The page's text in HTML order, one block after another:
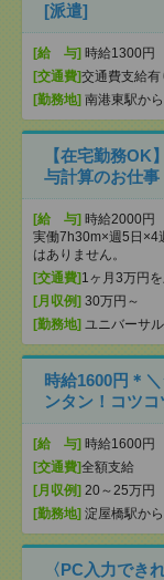
[派遣]
[給 与] 時給1300円
[交通費]交通費支給有
[勤務地] 南港東駅か
【在宅勤務OK
与計算のお仕
[給 与] 時給2000円
実働7h30m×週5日
はありません。
[交通費] 1ヶ月3万円
[月収例] 30万円～
[勤務地] ユニバーサ
時給1600円＊
ンタン！コツ
[給 与] 時給1600円
[交通費]全額支給
[月収例] 20～25万円
[勤務地] 淀屋橋駅か
〈PC入力でき